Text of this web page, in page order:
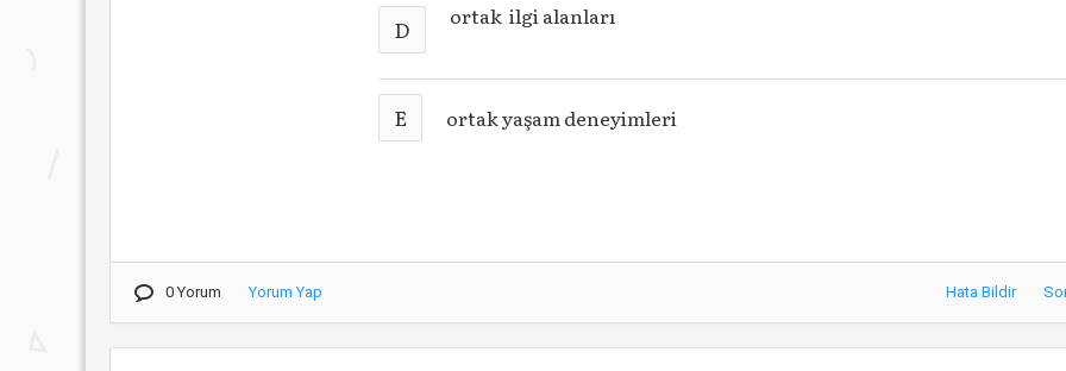
D ortak ilgi alanları
E ortak yaşam deneyimleri
0 Yorum Yorum Yap Hata Bildir